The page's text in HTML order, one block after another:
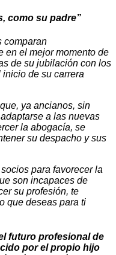
como su padre”
comparan
en el mejor momento de
de su jubilación con los
de su carrera
ya ancianos, sin
a las nuevas
la abogacía, se
su despacho y sus
para favorecer la
son incapaces de
su profesión, te
que deseas para ti
futuro profesional de
por el propio hijo